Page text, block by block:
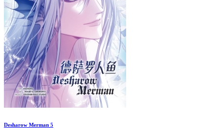
Desharow Merman 5